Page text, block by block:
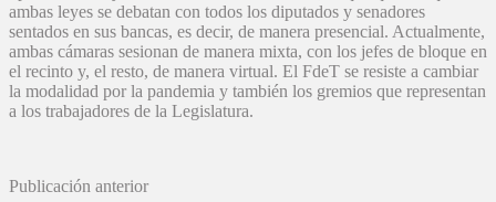
ambas leyes se debatan con todos los diputados y senadores
sentados en sus bancas, es decir, de manera presencial. Actualmente,
ambas cámaras sesionan de manera mixta, con los jefes de bloque en
el recinto y, el resto, de manera virtual. El FdeT se resiste a cambiar
la modalidad por la pandemia y también los gremios que representan
a los trabajadores de la Legislatura.
Publicación anterior